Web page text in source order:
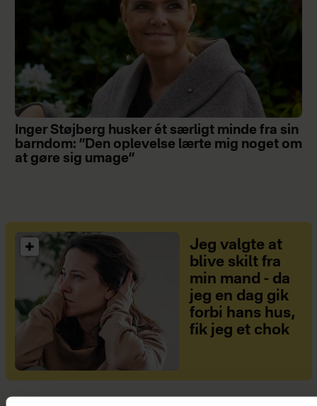
Inger Støjberg husker ét særligt minde fra sin
barndom: ”Den oplevelse lærte mig noget om
at gøre sig umage”
Jeg valgte at
blive skilt fra
min mand - da
jeg en dag gik
forbi hans hus,
fik jeg et chok